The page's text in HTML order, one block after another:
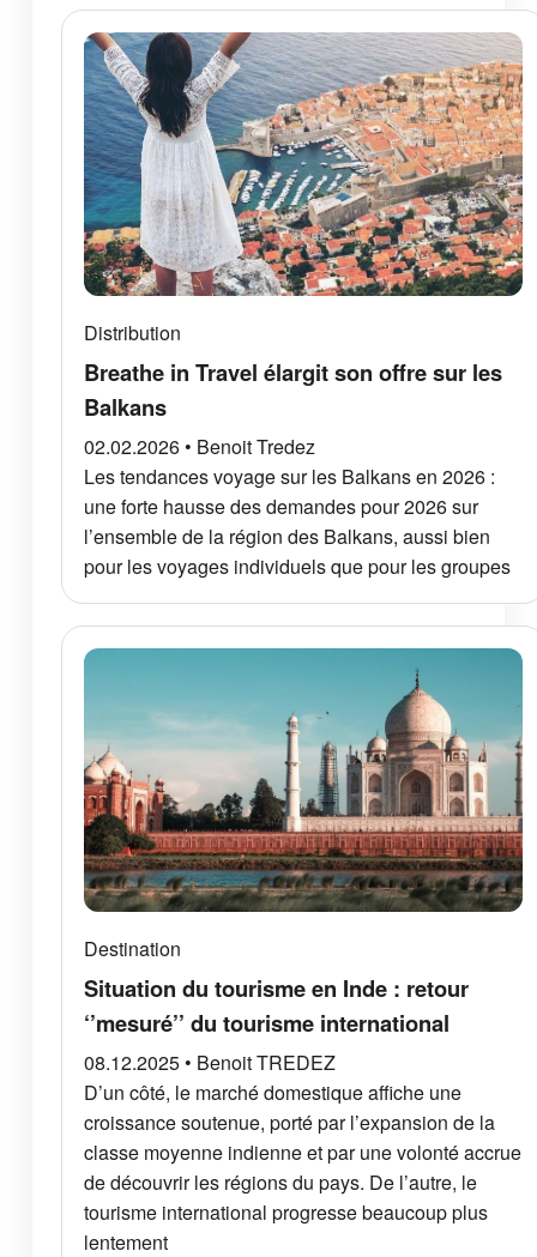
Distribution
Breathe in Travel élargit son offre sur les
Balkans
02.02.2026 • Benoit Tredez
Les tendances voyage sur les Balkans en 2026 :
une forte hausse des demandes pour 2026 sur
l’ensemble de la région des Balkans, aussi bien
pour les voyages individuels que pour les groupes
Destination
Situation du tourisme en Inde : retour
‘’mesuré’’ du tourisme international
08.12.2025 • Benoit TREDEZ
D’un côté, le marché domestique affiche une
croissance soutenue, porté par l’expansion de la
classe moyenne indienne et par une volonté accrue
de découvrir les régions du pays. De l’autre, le
tourisme international progresse beaucoup plus
lentement